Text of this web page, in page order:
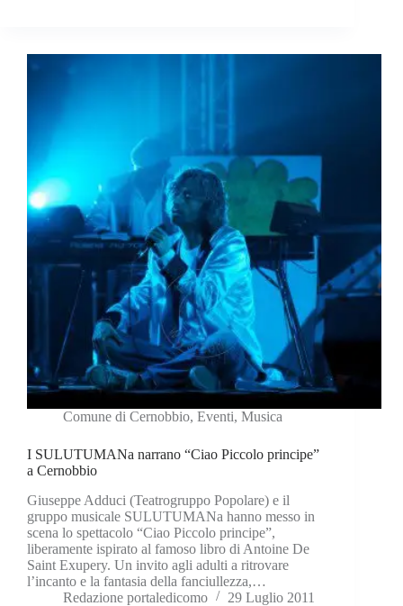
Comune di Cernobbio, Eventi, Musica
I SULUTUMANa narrano “Ciao Piccolo principe”
a Cernobbio
Giuseppe Adduci (Teatrogruppo Popolare) e il
gruppo musicale SULUTUMANa hanno messo in
scena lo spettacolo “Ciao Piccolo principe”,
liberamente ispirato al famoso libro di Antoine De
Saint Exupery. Un invito agli adulti a ritrovare
l’incanto e la fantasia della fanciullezza,…
Redazione portaledicomo
29 Luglio 2011